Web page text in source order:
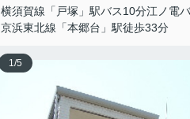
横須賀線「戸塚」駅バス10分江ノ電
京浜東北線「本郷台」駅徒歩33分
1/5